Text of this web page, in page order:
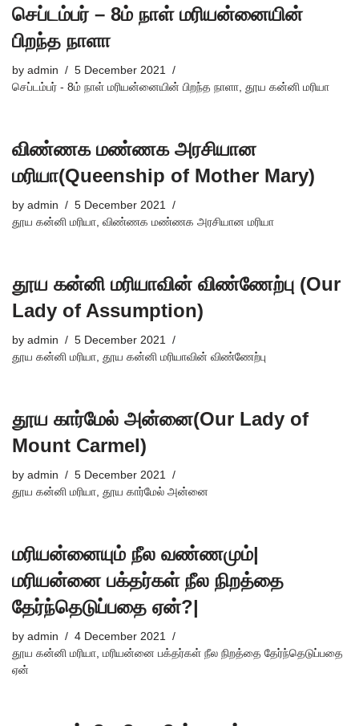
செப்டம்பர் – 8ம் நாள் மரியன்னையின்
பிறந்த நாளா
by admin
5 December 2021
செப்டம்பர் - 8ம் நாள் மரியன்னையின் பிறந்த நாளா, தூய கன்னி மரியா
விண்ணக மண்ணக அரசியான
மரியா(Queenship of Mother Mary)
by admin
5 December 2021
தூய கன்னி மரியா, விண்ணக மண்ணக அரசியான மரியா
தூய கன்னி மரியாவின் விண்ணேற்பு (Our
Lady of Assumption)
by admin
5 December 2021
தூய கன்னி மரியா, தூய கன்னி மரியாவின் விண்ணேற்பு
தூய கார்மேல் அன்னை(Our Lady of
Mount Carmel)
by admin
5 December 2021
தூய கன்னி மரியா, தூய கார்மேல் அன்னை
மரியன்னையும் நீல வண்ணமும்|
மரியன்னை பக்தர்கள் நீல நிறத்தை
தேர்ந்தெடுப்பதை ஏன்?|
by admin
4 December 2021
தூய கன்னி மரியா, மரியன்னை பக்தர்கள் நீல நிறத்தை தேர்ந்தெடுப்பதை
ஏன்